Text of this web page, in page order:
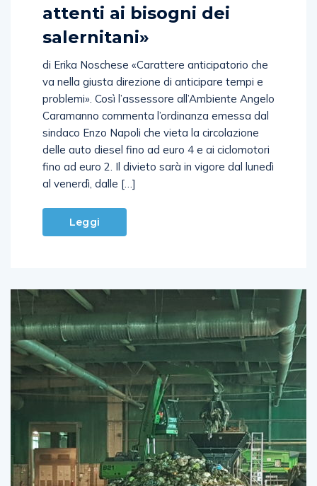
attenti ai bisogni dei
salernitani»
di Erika Noschese «Carattere anticipatorio che
va nella giusta direzione di anticipare tempi e
problemi». Così l’assessore all’Ambiente Angelo
Caramanno commenta l’ordinanza emessa dal
sindaco Enzo Napoli che vieta la circolazione
delle auto diesel fino ad euro 4 e ai ciclomotori
fino ad euro 2. Il divieto sarà in vigore dal lunedì
al venerdì, dalle […]
Leggi